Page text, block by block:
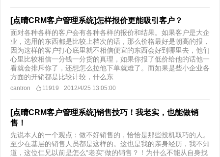
[点晴CRM客户管理系统]怎样报价更能吸引客户？
面对各种各样的客户会有各种各样的报价和结果。如果客户是大企
业，选用的东西都是比较上档次的话，那么价格最好是朝高的报，
因为这样的客户打心底里就不相信便宜的东西会好到哪里去，他们
心里比较相信一分钱一分货的真理，如果你报了低价给他的话他一
看就会排斥你了，还想怎么拉他下单就难了。而如果是些小企业各
方面的开销都是比较计较，什么东...
cantron 11919 2012/4/25 13:05:00
[点晴CRM客户管理系统]销售技巧！我老实，也能做销
售！
先说本人的一个观点：做不好销售的，恰恰是那些投机取巧的人。
至少在基层的销售人员都是这样的。这也是我的亲身经历，我不知
道，这位仁兄以前是怎么“老实”做的销售？！为什么不能从自身找